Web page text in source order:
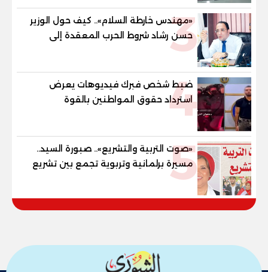
والنور للمكفوفين
3
«مهندس خارطة السلام».. كيف حول الوزير
حسن رشاد شروط الحرب المعقدة إلى
"خارطة طريق" للانسحاب والإعمار؟
4
ضبط شخص فبرك فيديوهات يعرض
استرداد حقوق المواطنين بالقوة
5
«صوت التربية والتشريع».. صبورة السيد..
مسيرة برلمانية وتربوية تجمع بين تشريع
القوانين وصناعة الأجيال لبناء الإنسان